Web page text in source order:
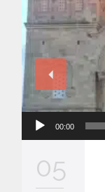
00:00
05